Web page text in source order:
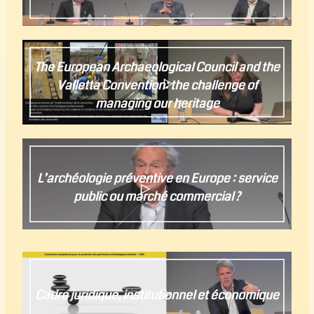
The European Archaeological Council and the
Valletta Convention: the challenge of
managing our heritage
L’archéologie préventive en Europe : service
public ou marché commercial ?
Cadre juridique, institutionnel et économique